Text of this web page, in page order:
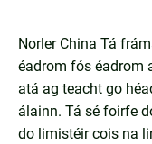
Norler China Tá
éadrom fós éadrom
atá ag teacht go
álainn. Tá sé foirfe
do limistéir cois na